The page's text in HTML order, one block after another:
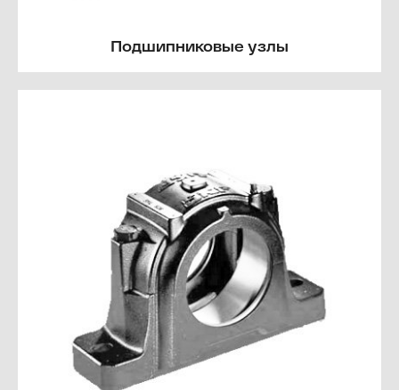
Подшипниковые узлы